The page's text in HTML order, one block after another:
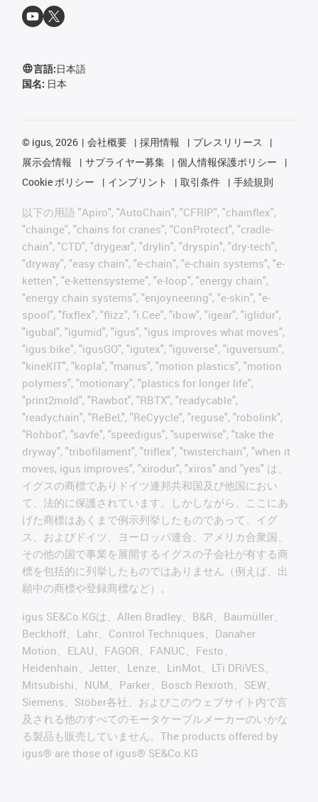
言語:日本語
国名: 日本
© igus, 2026 会社概要 採用情報
プレスリリース
展示会情報
サプライヤー募集
個人情報保護ポリシー
Cookie ポリシー
インプリント 取引条件 手続規則
以下の用語 "Apiro", "AutoChain", "CFRIP", "chainflex",
"chainge", "chains for cranes", "ConProtect", "cradle-
chain", "CTD", "drygear", "drylin", "dryspin", "dry-tech",
"dryway", "easy chain", "e-chain", "e-chain systems", "e-
ketten", "e-kettensysteme", "e-loop", "energy chain",
"energy chain systems", "enjoyneering", "e-skin", "e-
spool", "fixflex", "flizz", "i.Cee", "ibow", "igear", "iglidur",
"igubal", "igumid", "igus", "igus improves what moves",
"igus:bike", "igusGO", "igutex", "iguverse", "iguversum",
"kineKIT", "kopla", "manus", "motion plastics", "motion
polymers", "motionary", "plastics for longer life",
"print2mold", "Rawbot", "RBTX", "readycable",
"readychain", "ReBeL", "ReCyycle", "reguse", "robolink",
"Rohbot", "savfe", "speedigus", "superwise", "take the
dryway", "tribofilament", "triflex", "twisterchain", "when it
moves, igus improves", "xirodur", "xiros" and "yes" は、
イグスの商標でありドイツ連邦共和国及び他国におい
て、法的に保護されています。しかしながら、ここにあ
げた商標はあくまで例示列挙したものであって、イグ
ス、およびドイツ、ヨーロッパ連合、アメリカ合衆国、
その他の国で事業を展開するイグスの子会社が有する商
標を包括的に列挙したものではありません（例えば、出
願中の商標や登録商標など）。
igus SE&Co.KGは、Allen Bradley、B&R、Baumüller、
Beckhoff、Lahr、Control Techniques、Danaher
Motion、ELAU、FAGOR、FANUC、Festo、
Heidenhain、Jetter、Lenze、LinMot、LTi DRiVES、
Mitsubishi、NUM、Parker、Bosch Rexroth、SEW、
Siemens、Stöber各社、およびこのウェブサイト内で言
及される他のすべてのモータケーブルメーカーのいかな
る製品も販売していません。The products offered by
igus® are those of igus® SE&Co.KG